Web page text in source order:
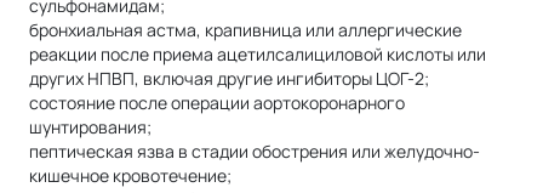
сульфонамидам;
бронхиальная астма, крапивница или аллергические
реакции после приема ацетилсалициловой кислоты или
других НПВП, включая другие ингибиторы ЦОГ-2;
состояние после операции аортокоронарного
шунтирования;
пептическая язва в стадии обострения или желудочно-
кишечное кровотечение;